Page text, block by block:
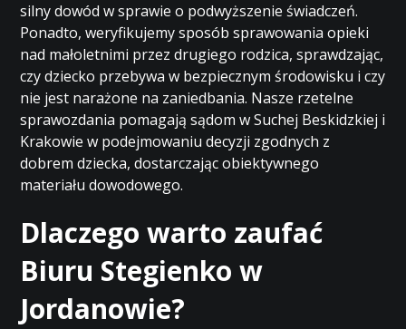
silny dowód w sprawie o podwyższenie świadczeń.
Ponadto, weryfikujemy sposób sprawowania opieki
nad małoletnimi przez drugiego rodzica, sprawdzając,
czy dziecko przebywa w bezpiecznym środowisku i czy
nie jest narażone na zaniedbania. Nasze rzetelne
sprawozdania pomagają sądom w Suchej Beskidzkiej i
Krakowie w podejmowaniu decyzji zgodnych z
dobrem dziecka, dostarczając obiektywnego
materiału dowodowego.
Dlaczego warto zaufać
Biuru Stegienko w
Jordanowie?